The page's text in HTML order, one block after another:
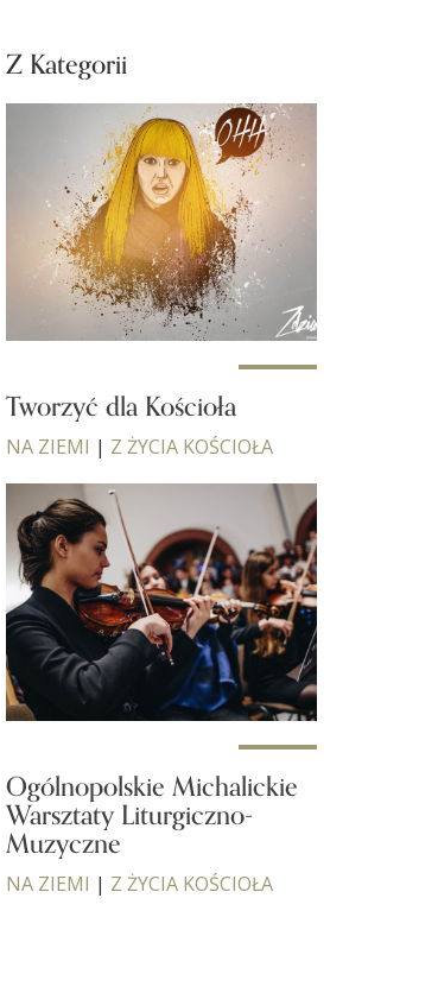
Z Kategorii
Tworzyć dla Kościoła
NA ZIEMI | Z ŻYCIA KOŚCIOŁA
Ogólnopolskie Michalickie
Warsztaty Liturgiczno-
Muzyczne
NA ZIEMI | Z ŻYCIA KOŚCIOŁA